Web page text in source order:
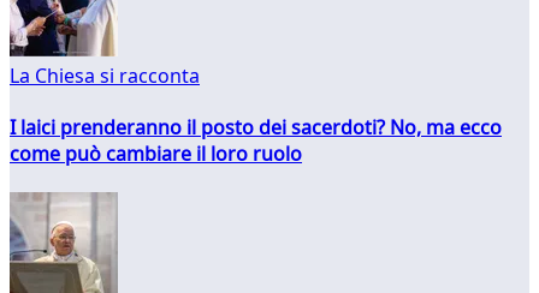
La Chiesa si racconta
I laici prenderanno il posto dei sacerdoti? No, ma ecco
come può cambiare il loro ruolo